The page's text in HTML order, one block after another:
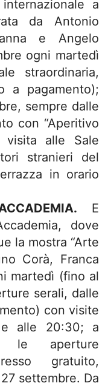
a
da Antonio
e Angelo
ogni martedì
straordinaria,
a pagamento);
sempre dalle
con “Aperitivo
alle Sale
stranieri del
in orario
E
dove
la mostra “Arte
Corà, Franca
martedì (fino al
serali, dalle
con visite
alle 20:30; a
le aperture
gratuito,
settembre. Da